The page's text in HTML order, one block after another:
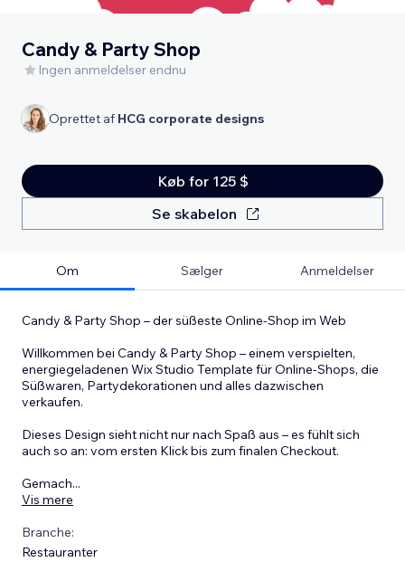
Candy & Party Shop
Ingen anmeldelser endnu
Oprettet af HCG corporate designs
Køb for 125 $
Se skabelon
Om Sælger Anmeldelser
Candy & Party Shop – der süßeste Online-Shop im Web
Willkommen bei Candy & Party Shop – einem verspielten,
energiegeladenen Wix Studio Template für Online-Shops, die
Süßwaren, Partydekorationen und alles dazwischen
verkaufen.
Dieses Design sieht nicht nur nach Spaß aus – es fühlt sich
auch so an: vom ersten Klick bis zum finalen Checkout.
Gemach...
Vis mere
Branche:
Restauranter